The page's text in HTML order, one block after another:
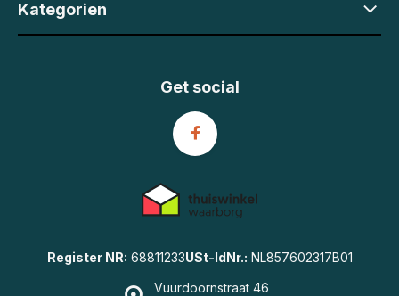
Kategorien
Vuurdoornstraat 46
Register NR: 68811233USt-IdNr.: NL857602317B01
Get social